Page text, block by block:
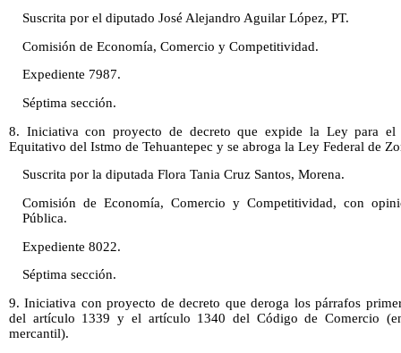
Suscrita por el diputado José Alejandro Aguilar López, PT.
Comisión de Economía, Comercio y Competitividad.
Expediente 7987.
Séptima sección.
8. Iniciativa con proyecto de decreto que expide la Ley para el
Equitativo del Istmo de Tehuantepec y se abroga la Ley Federal de
Suscrita por la diputada Flora Tania Cruz Santos, Morena.
Comisión de Economía, Comercio y Competitividad, con
Pública.
Expediente 8022.
Séptima sección.
9. Iniciativa con proyecto de decreto que deroga los párrafos
del artículo 1339 y el artículo 1340 del Código de Comercio
mercantil).